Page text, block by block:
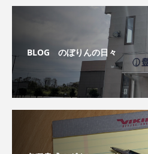
BLOG のぼりんの日々